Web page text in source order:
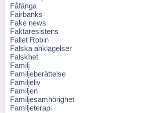
Fåfänga
Fairbanks
Fake news
Faktaresistens
Fallet Robin
Falska anklagelser
Falskhet
Familj
Familjeberättelse
Familjeliv
Familjen
Familjesamhörighet
Familjeterapi